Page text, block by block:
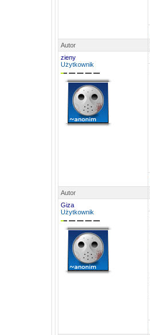
Autor
zieny
Użytkownik
Autor
Giza
Użytkownik